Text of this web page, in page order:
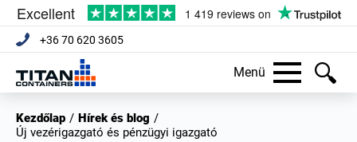
+36 70 620 3605
Menü
Kezdőlap / Hírek és blog /
Új vezérigazgató és pénzügyi igazgató